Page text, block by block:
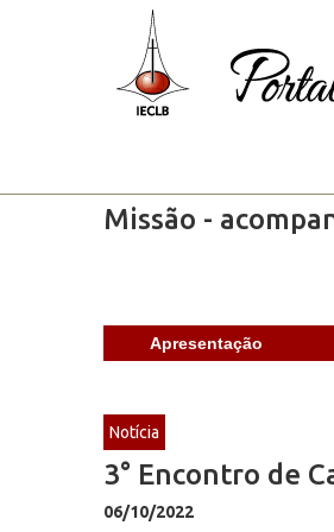
Missão -
Apresentação
Notícia
3° Encontro de
06/10/2022